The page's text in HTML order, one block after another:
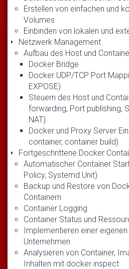
Erstellen von einfachen und
Volumes
Einbinden von lokalen und
Netzwerk Management
Aufbau des Host und
Docker Bridge
Docker UDP/TCP Port
EXPOSE)
Steuern des Host und
forwarding, Port publishing,
NAT)
Docker und Proxy Server
container, container build)
Fortgeschrittene Docker
Automatischer Container
Policy, Systemd Unit)
Backup und Restore von
Containern
Container Logging
Container Status und
Implementieren einer
Unternehmen
Analysieren von Container,
Inhalten mit docker inspect